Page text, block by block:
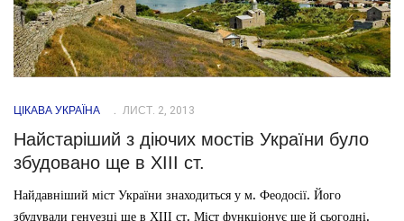
ЦІКАВА УКРАЇНА ЛИСТ. 2, 2013
Найстаріший з діючих мостів України було
збудовано ще в ХІІІ ст.
Найдавніший міст України знаходиться у м. Феодосії. Його
збудували генуезці ще в ХІІІ ст. Міст функціонує ще й сьогодні.